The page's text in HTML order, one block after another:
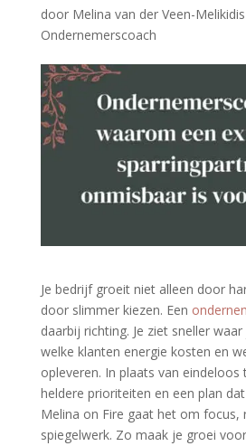
door Melina van der Veen-Melikidis
Ondernemerscoach
Je bedrijf groeit niet alleen door
door slimmer kiezen. Een
daarbij richting. Je ziet sneller
welke klanten energie kosten en
opleveren. In plaats van
heldere prioriteiten en een plan
Melina on Fire gaat het om focus,
spiegelwerk. Zo maak je groei